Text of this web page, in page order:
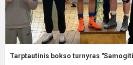
Tarptautinis bokso turnyras